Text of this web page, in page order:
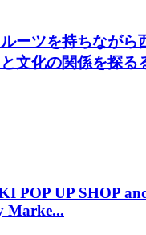
ーツを持ちながら
文化の関係を探る
POP UP SHOP
Marke...